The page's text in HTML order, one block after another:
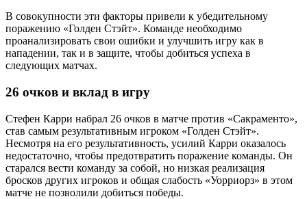
В совокупности эти факторы привели к убедительному
поражению «Голден Стэйт». Команде необходимо
проанализировать свои ошибки и улучшить игру как в
нападении, так и в защите, чтобы добиться успеха в
следующих матчах.
26 очков и вклад в игру
Стефен Карри набрал 26 очков в матче против «Сакраменто»,
став самым результативным игроком «Голден Стэйт».
Несмотря на его результативность, усилий Карри оказалось
недостаточно, чтобы предотвратить поражение команды. Он
старался вести команду за собой, но низкая реализация
бросков других игроков и общая слабость «Уорриорз» в этом
матче не позволили добиться победы.